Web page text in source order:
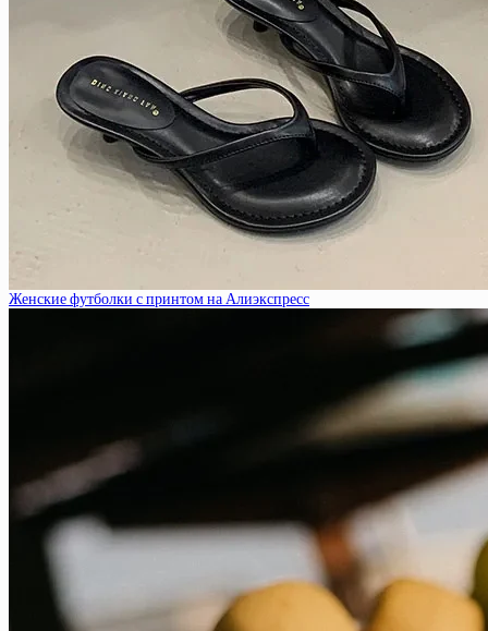
Женские футболки с принтом на Алиэкспресс